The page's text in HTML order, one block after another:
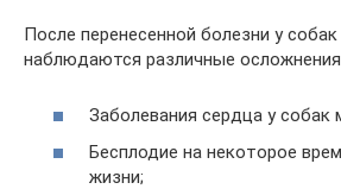
После перенесенной болезни у
наблюдаются различные
Заболевания сердца у собак
Бесплодие на некоторое
жизни;